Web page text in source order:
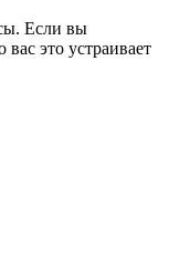
Если вы
это устраивает